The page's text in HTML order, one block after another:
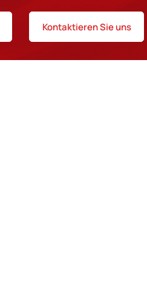
Kontaktieren Sie uns